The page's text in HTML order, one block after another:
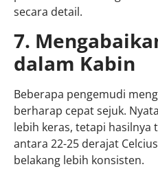
secara detail.
7.
dalam Kabin
Beberapa pengemudi
berharap cepat sejuk.
lebih keras, tetapi hasilnya
antara 22-25 derajat
belakang lebih konsisten.